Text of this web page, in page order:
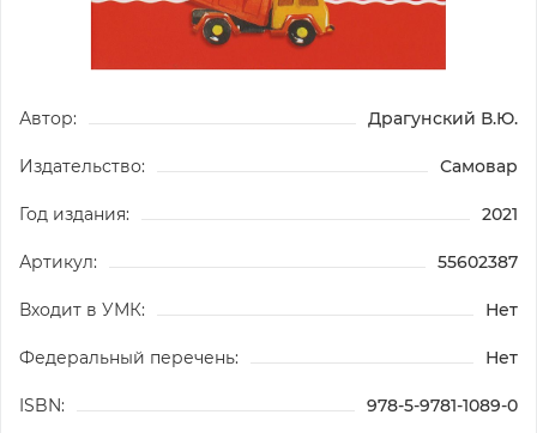
Автор: Драгунский В.Ю.
Издательство: Самовар
Год издания: 2021
Артикул: 55602387
Входит в УМК: Нет
Федеральный перечень: Нет
ISBN: 978-5-9781-1089-0